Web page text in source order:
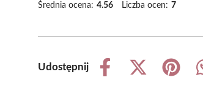
Średnia ocena: 4.56 Liczba ocen: 7
Udostępnij
Share
Share
Share